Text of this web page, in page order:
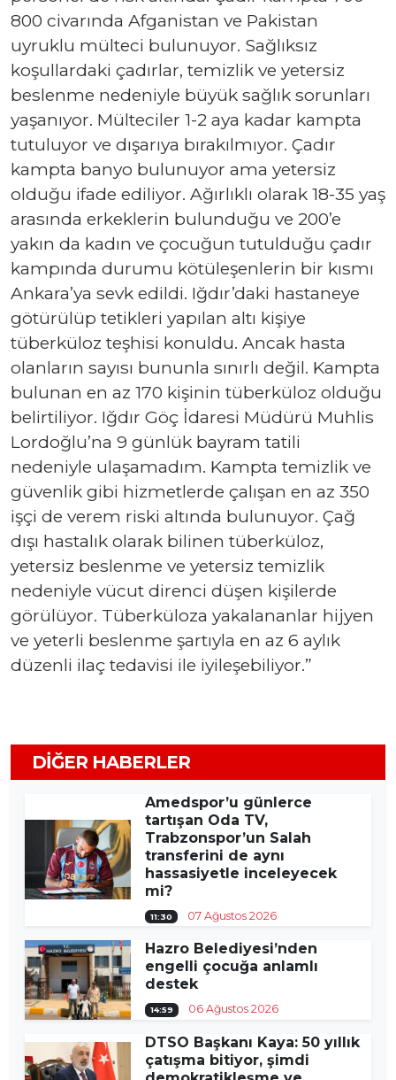
800 civarında Afganistan ve Pakistan
uyruklu mülteci bulunuyor. Sağlıksız
koşullardaki çadırlar, temizlik ve yetersiz
beslenme nedeniyle büyük sağlık sorunları
yaşanıyor. Mülteciler 1-2 aya kadar kampta
tutuluyor ve dışarıya bırakılmıyor. Çadır
kampta banyo bulunuyor ama yetersiz
olduğu ifade ediliyor. Ağırlıklı olarak 18-35 yaş
arasında erkeklerin bulunduğu ve 200’e
yakın da kadın ve çocuğun tutulduğu çadır
kampında durumu kötüleşenlerin bir kısmı
Ankara’ya sevk edildi. Iğdır’daki hastaneye
götürülüp tetikleri yapılan altı kişiye
tüberküloz teşhisi konuldu. Ancak hasta
olanların sayısı bununla sınırlı değil. Kampta
bulunan en az 170 kişinin tüberküloz olduğu
belirtiliyor. Iğdır Göç İdaresi Müdürü Muhlis
Lordoğlu’na 9 günlük bayram tatili
nedeniyle ulaşamadım. Kampta temizlik ve
güvenlik gibi hizmetlerde çalışan en az 350
işçi de verem riski altında bulunuyor. Çağ
dışı hastalık olarak bilinen tüberküloz,
yetersiz beslenme ve yetersiz temizlik
nedeniyle vücut direnci düşen kişilerde
görülüyor. Tüberküloza yakalananlar hijyen
ve yeterli beslenme şartıyla en az 6 aylık
düzenli ilaç tedavisi ile iyileşebiliyor.”
DIĞER HABERLER
Amedspor’u günlerce
tartışan Oda TV,
Trabzonspor’un Salah
transferini de aynı
hassasiyetle inceleyecek
mi?
11:30 07 Ağustos 2026
Hazro Belediyesi’nden
engelli çocuğa anlamlı
destek
14:59 06 Ağustos 2026
DTSO Başkanı Kaya: 50 yıllık
çatışma bitiyor, şimdi